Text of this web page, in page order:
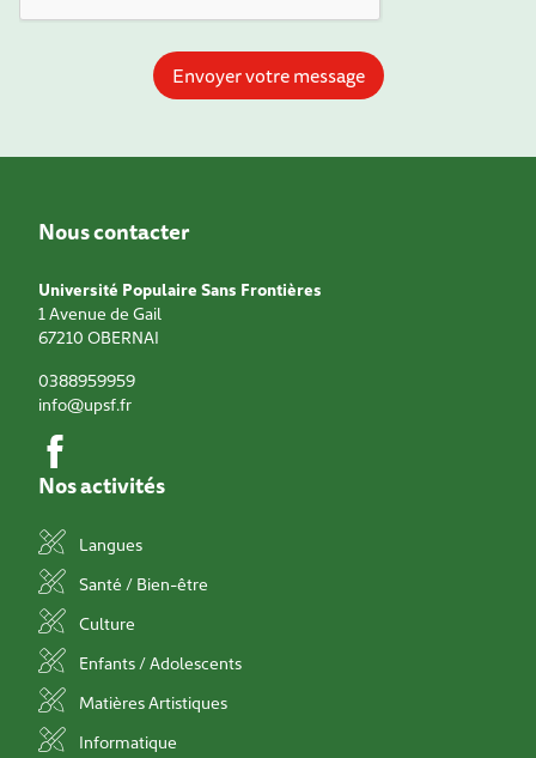
Nous contacter
Université Populaire Sans Frontières
1 Avenue de Gail
67210 OBERNAI
0388959959
info@upsf.fr
Nos activités
Langues
Santé / Bien-être
Culture
Enfants / Adolescents
Matières Artistiques
Informatique